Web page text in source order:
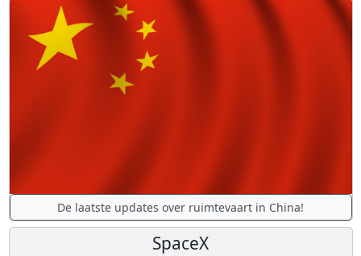
De laatste updates over ruimtevaart in China!
SpaceX